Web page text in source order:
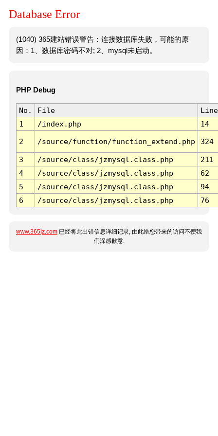
Database Error
(1040) 365建站错误警告：连接数据库失败，可能的原
因：1、数据库密码不对; 2、mysql未启动。
PHP Debug
No. File
Line
1
/index.php 14
2 /source/function/function_extend.php 324
3 /source/class/jzmysql.class.php
211
4
/source/class/jzmysql.class.php
62
5
/source/class/jzmysql.class.php
94
6
/source/class/jzmysql.class.php 76
www.365jz.com 已经将此出错信息详细记录, 由此给您带来的访问不便我
们深感歉意.